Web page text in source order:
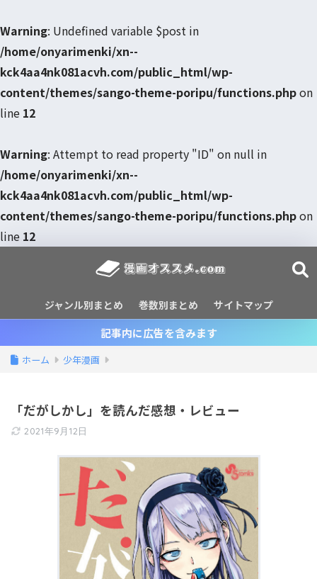
Warning: Undefined variable $post in
/home/onyarimenki/xn--
kck4aa4nk081acvh.com/public_html/wp-
content/themes/sango-theme-poripu/functions.phpon
line 12
Warning: Attempt to read property "ID" on null in
/home/onyarimenki/xn--
kck4aa4nk081acvh.com/public_html/wp-
content/themes/sango-theme-poripu/functions.phpon
line 12
ジャンル別まとめ 巻数別まとめ サイトマップ
記事内に広告を含みます
ホーム 少年漫画
「だがしかし」を読んだ感想・レビュー
2021年9月12日